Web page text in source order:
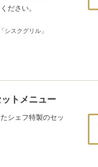
ださい。
シスクグリル」
トメニュー
シェフ特製のセッ